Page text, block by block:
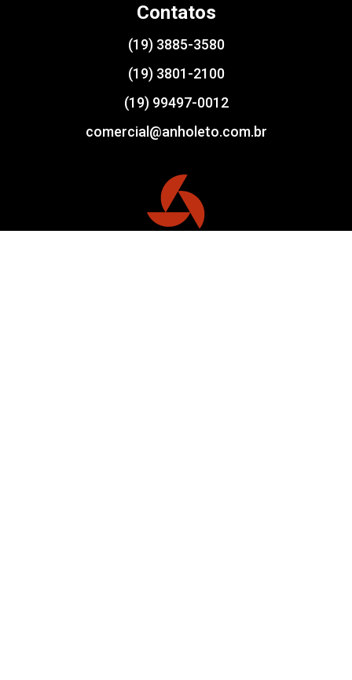
Contatos
(19) 3885-3580
(19) 3801-2100
(19) 99497-0012
comercial@anholeto.com.br